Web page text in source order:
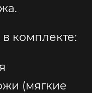
комплекте:
(мягкие